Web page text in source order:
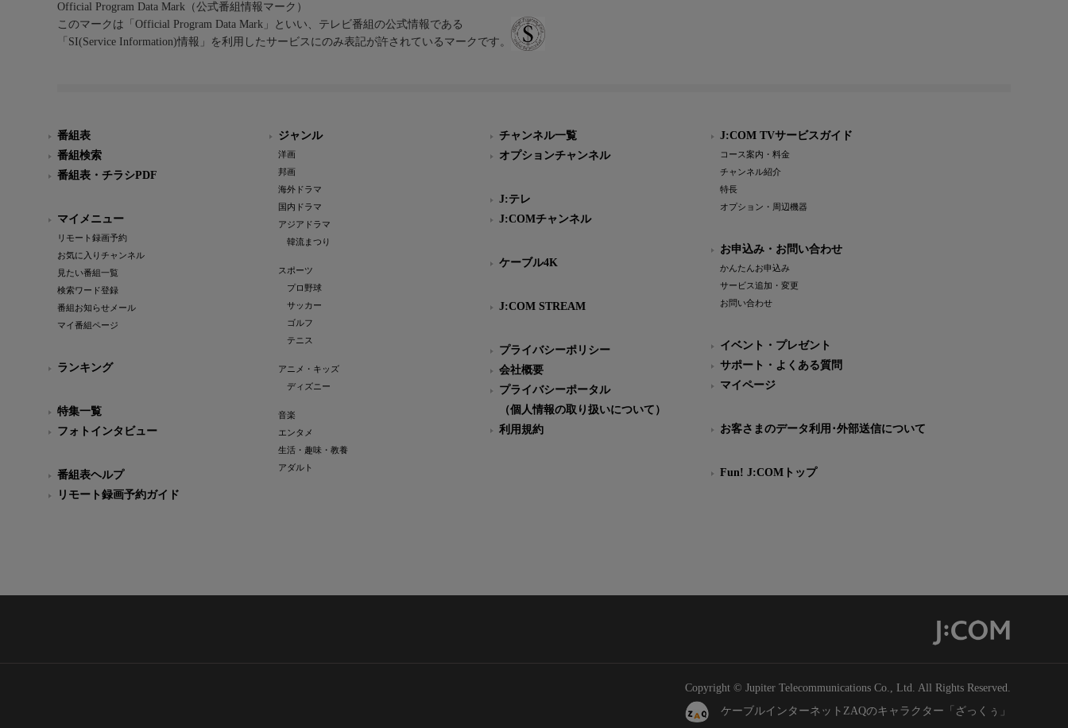
Official Program Data Mark（公式番組情報マーク）
このマークは「Official Program Data Mark」といい、テレビ番組の公式情報である
「SI(Service Information)情報」を利用したサービスにのみ表記が許されているマークです。
番組表
番組検索
番組表・チラシPDF
マイメニュー
リモート録画予約
お気に入りチャンネル
見たい番組一覧
検索ワード登録
番組お知らせメール
マイ番組ページ
ランキング
特集一覧
フォトインタビュー
番組表ヘルプ
リモート録画予約ガイド
ジャンル
洋画
邦画
海外ドラマ
国内ドラマ
アジアドラマ
韓流まつり
スポーツ
プロ野球
サッカー
ゴルフ
テニス
アニメ・キッズ
ディズニー
音楽
エンタメ
生活・趣味・教養
アダルト
チャンネル一覧
オプションチャンネル
J:テレ
J:COMチャンネル
ケーブル4K
J:COM STREAM
プライバシーポリシー
会社概要
プライバシーポータル
（個人情報の取り扱いについて）
利用規約
J:COM TVサービスガイド
コース案内・料金
チャンネル紹介
特長
オプション・周辺機器
お申込み・お問い合わせ
かんたんお申込み
サービス追加・変更
お問い合わせ
イベント・プレゼント
サポート・よくある質問
マイページ
お客さまのデータ利用･外部送信について
Fun! J:COMトップ
Copyright © Jupiter Telecommunications Co., Ltd. All Rights Reserved.
ケーブルインターネットZAQのキャラクター「ざっくぅ」